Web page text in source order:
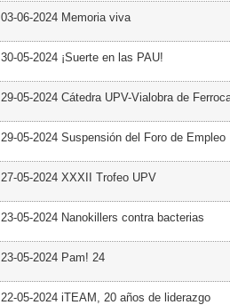
03-06-2024 Memoria viva
30-05-2024 ¡Suerte en las PAU!
29-05-2024 Cátedra UPV-Vialobra de
29-05-2024 Suspensión del Foro de Empleo
27-05-2024 XXXII Trofeo UPV
23-05-2024 Nanokillers contra bacterias
23-05-2024 Pam! 24
22-05-2024 iTEAM, 20 años de liderazgo